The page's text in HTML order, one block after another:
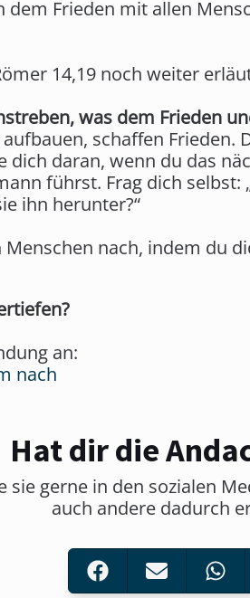
Frieden mit allen
14,19 noch weiter
was dem Frieden
schaffen
dich daran, wenn du das
führst. Frag dich
ihn herunter?“
Menschen nach, indem du
an:
nach
Hat dir die
sie gerne in den sozialen
auch andere dadurch